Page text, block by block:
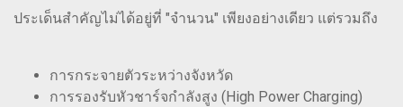
ประเด็นสำคัญไม่ได้อยู่ที่ "จำนวน" เพียงอย่างเดียว แต่รวมถึง
การกระจายตัวระหว่างจังหวัด
การรองรับหัวชาร์จกำลังสูง (High Power Charging)